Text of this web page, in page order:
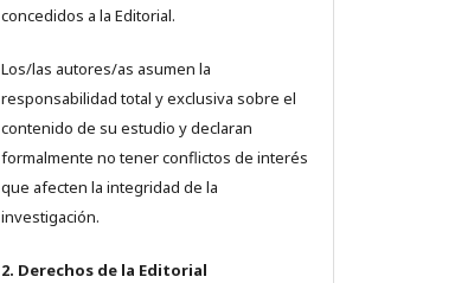
concedidos a la Editorial.
Los/las autores/as asumen la
responsabilidad total y exclusiva sobre el
contenido de su estudio y declaran
formalmente no tener conflictos de interés
que afecten la integridad de la
investigación.
2. Derechos de la Editorial